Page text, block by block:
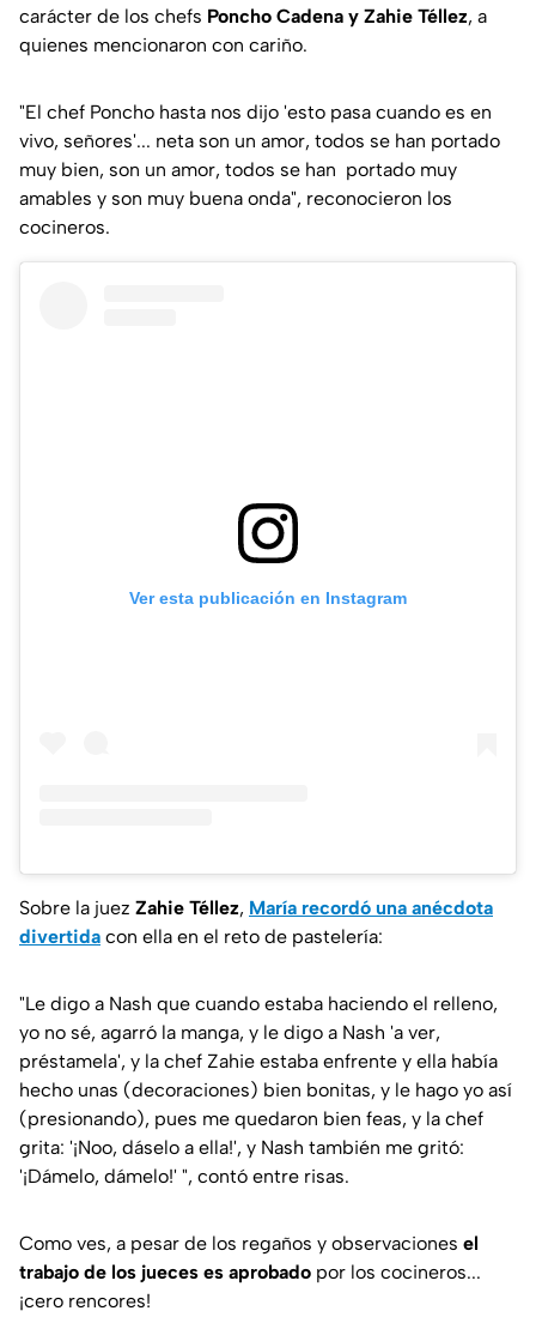
carácter de los chefs Poncho Cadena y Zahie Téllez, a
quienes mencionaron con cariño.
"El chef Poncho hasta nos dijo 'esto pasa cuando es en
vivo, señores'... neta son un amor, todos se han portado
muy bien, son un amor, todos se han portado muy
amables y son muy buena onda", reconocieron los
cocineros.
Ver esta publicación en Instagram
Sobre la juez Zahie Téllez, María recordó una anécdota
divertida con ella en el reto de pastelería:
"Le digo a Nash que cuando estaba haciendo el relleno,
yo no sé, agarró la manga, y le digo a Nash 'a ver,
préstamela', y la chef Zahie estaba enfrente y ella había
hecho unas (decoraciones) bien bonitas, y le hago yo así
(presionando), pues me quedaron bien feas, y la chef
grita: '¡Noo, dáselo a ella!', y Nash también me gritó:
'¡Dámelo, dámelo!' ", contó entre risas.
Como ves, a pesar de los regaños y observaciones el
trabajo de los jueces es aprobado por los cocineros...
¡cero rencores!